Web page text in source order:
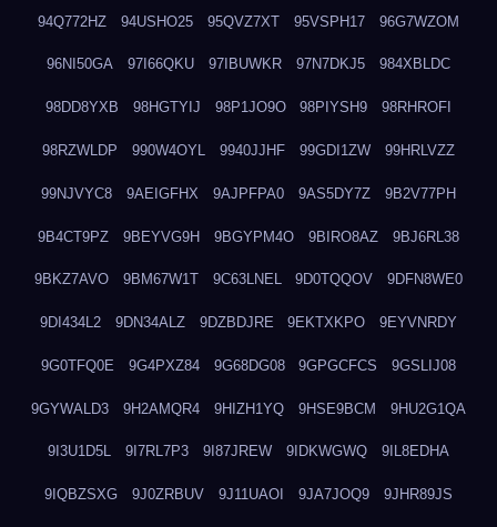
94Q772HZ 94USHO25 95QVZ7XT 95VSPH17 96G7WZOM
96NI50GA 97I66QKU 97IBUWKR 97N7DKJ5 984XBLDC
98DD8YXB 98HGTYIJ 98P1JO9O 98PIYSH9 98RHROFI
98RZWLDP 990W4OYL 9940JJHF 99GDI1ZW 99HRLVZZ
99NJVYC8 9AEIGFHX 9AJPFPA0 9AS5DY7Z 9B2V77PH
9B4CT9PZ 9BEYVG9H 9BGYPM4O 9BIRO8AZ 9BJ6RL38
9BKZ7AVO 9BM67W1T 9C63LNEL 9D0TQQOV 9DFN8WE0
9DI434L2 9DN34ALZ 9DZBDJRE 9EKTXKPO 9EYVNRDY
9G0TFQ0E 9G4PXZ84 9G68DG08 9GPGCFCS 9GSLIJ08
9GYWALD3 9H2AMQR4 9HIZH1YQ 9HSE9BCM 9HU2G1QA
9I3U1D5L 9I7RL7P3 9I87JREW 9IDKWGWQ 9IL8EDHA
9IQBZSXG 9J0ZRBUV 9J11UAOI 9JA7JOQ9 9JHR89JS